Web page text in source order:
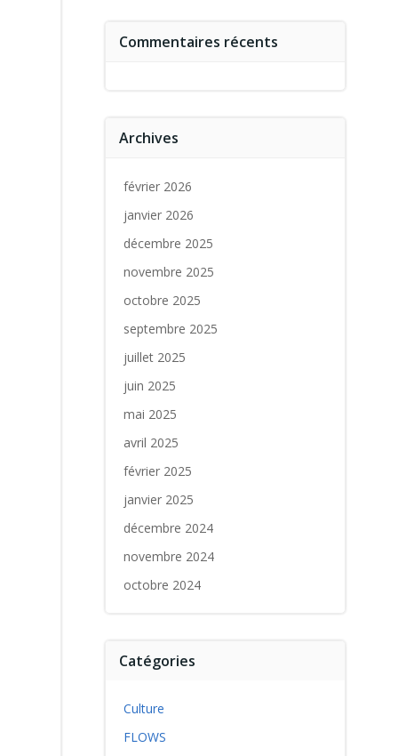
Commentaires récents
Archives
février 2026
janvier 2026
décembre 2025
novembre 2025
octobre 2025
septembre 2025
juillet 2025
juin 2025
mai 2025
avril 2025
février 2025
janvier 2025
décembre 2024
novembre 2024
octobre 2024
Catégories
Culture
FLOWS